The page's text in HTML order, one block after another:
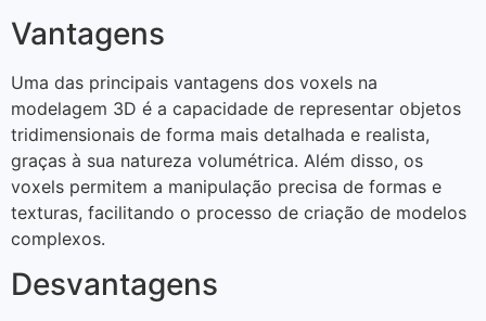
Vantagens
Uma das principais vantagens dos voxels na
modelagem 3D é a capacidade de representar objetos
tridimensionais de forma mais detalhada e realista,
graças à sua natureza volumétrica. Além disso, os
voxels permitem a manipulação precisa de formas e
texturas, facilitando o processo de criação de modelos
complexos.
Desvantagens